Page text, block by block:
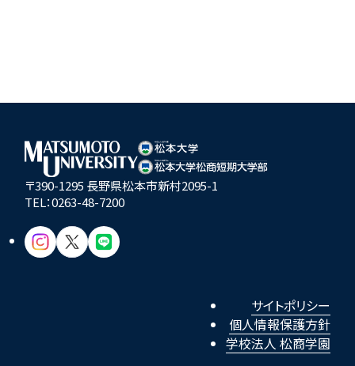
〒390-1295 長野県松本市新村2095-1
TEL：0263-48-7200
サイトポリシー
個人情報保護方針
学校法人 松商学園